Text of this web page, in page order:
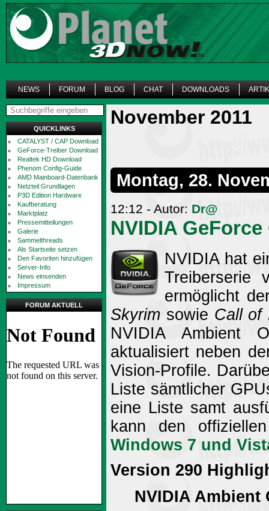
NEWS FORUM BLOG CHAT DOWNLOADS
QUICKLINKS
CATALYST / CAP Download
GeForce-Treiber Download
Realtek HD Download
Phenom Config-Guide
AMD Mainboard-Datenbank
Netzteil Grundlagen
P3D Edition Hardware
Kaufberatung
Marktplatz
Pressemitteilungen
Galerie
Sammelthreads
Als Startseite setzen
Den Favoriten hinzufügen
Server-Info
News einsenden
Impressum
FORUM AKTUELL
November 2011
Montag, 28.
12:12 - Autor: Dr@
NVIDIA
NVIDIA hat
Treiberserie
ermöglicht
Skyrim sowie Call of
NVIDIA Ambient
aktualisiert neben
Vision-Profile.
Liste sämtlicher
eine Liste samt
kann den
Windows 7 und
Version 290
NVIDIA Ambient